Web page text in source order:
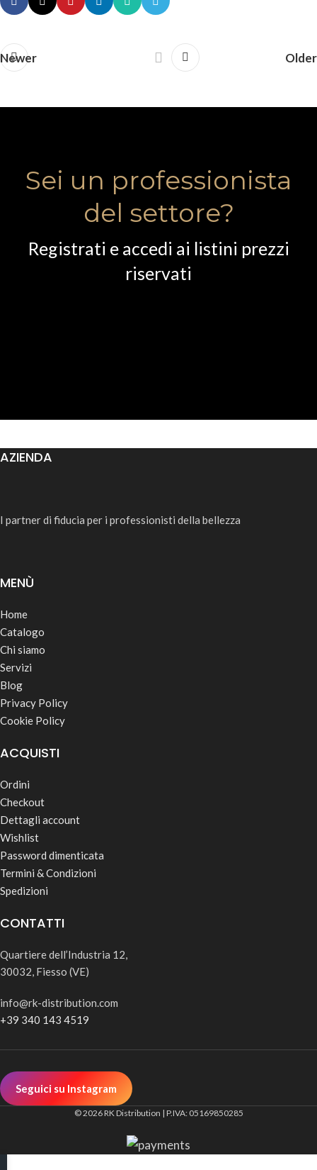
Newer Older
Sei un professionista
del settore?
Registrati e accedi ai listini prezzi
riservati
AZIENDA
I partner di fiducia per i professionisti della bellezza
MENÙ
Home
Catalogo
Chi siamo
Servizi
Blog
Privacy Policy
Cookie Policy
ACQUISTI
Ordini
Checkout
Dettagli account
Wishlist
Password dimenticata
Termini & Condizioni
Spedizioni
CONTATTI
Quartiere dell’Industria 12,
30032, Fiesso (VE)
info@rk-distribution.com
+39 340 143 4519
Seguici su Instagram
© 2026 RK Distribution | P.IVA: 05169850285